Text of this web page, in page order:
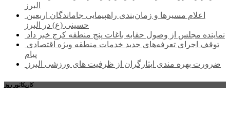
البرز
حسینی (ع) در البرز
نماینده مجلس از وصول حقابه باغات پنج منطقه کرج خبر داد
پیام
ضرورت بهره مندی ایثارگران از ظرفیت های ورزشی البرز
کاریکاتور روز